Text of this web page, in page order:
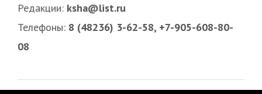
Редакции: ksha@list.ru
Телефоны: 8 (48236) 3-62-58, +7-905-608-80-
08